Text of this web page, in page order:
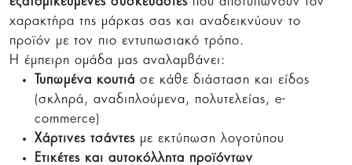
χαρακτήρα της μάρκας σας και αναδεικνύουν το
προϊόν με τον πιο εντυπωσιακό τρόπο.
Η έμπειρη ομάδα μας αναλαμβάνει:
Τυπωμένα κουτιά σε κάθε διάσταση και είδος
(σκληρά, αναδιπλούμενα, πολυτελείας, e-
commerce)
Χάρτινες τσάντες με εκτύπωση λογοτύπου
Ετικέτες και αυτοκόλλητα προϊόντων